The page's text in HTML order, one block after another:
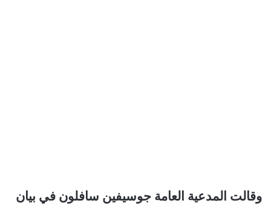
وقالت المدعية العامة جوسيفين سافلون في بيان